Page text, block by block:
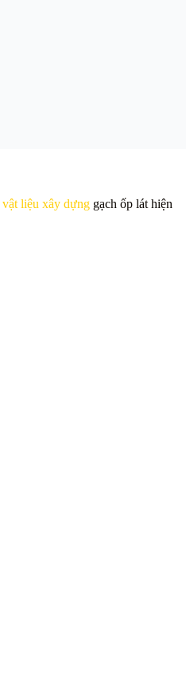
vật liệu xây dựng gạch ốp lát hiện